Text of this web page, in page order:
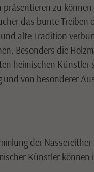
präsentieren zu
das bunte Treiben
alte Tradition
Besonders die
heimischen Künstler
und von besonderer
der
Künstler